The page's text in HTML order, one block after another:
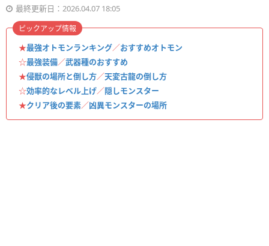
最終更新日：2026.04.07 18:05
★最強オトモンランキング／おすすめオトモン
☆最強装備／武器種のおすすめ
★侵獣の場所と倒し方／天変古龍の倒し方
☆効率的なレベル上げ／隠しモンスター
★クリア後の要素／凶異モンスターの場所
ピックアップ情報